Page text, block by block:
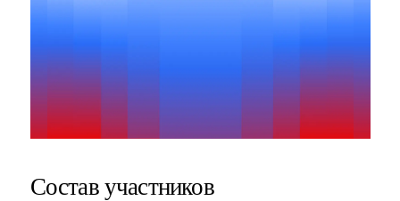
Состав участников